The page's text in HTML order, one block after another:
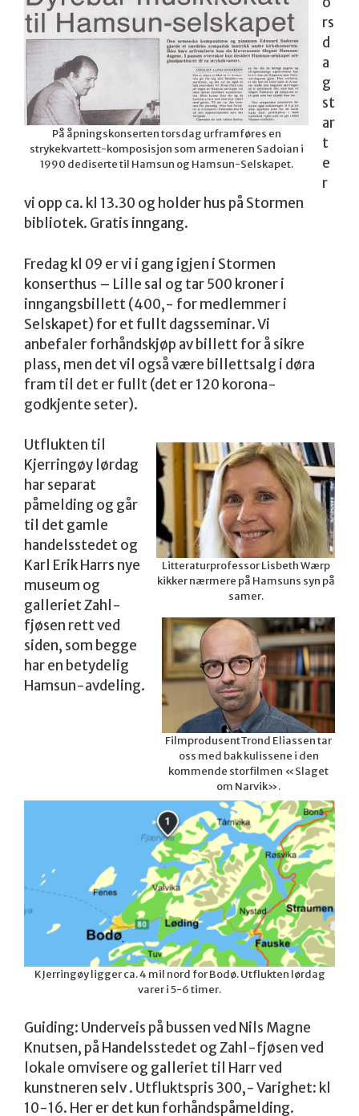
På åpningskonserten torsdag urframføres en
strykekvartett-komposisjon som armeneren Sadoian i
1990 dediserte til Hamsun og Hamsun-Selskapet.
rs
d
a
g
st
ar
t
e
r
vi opp ca. kl 13.30 og holder hus på Stormen
bibliotek. Gratis inngang.
Fredag kl 09 er vi i gang igjen i Stormen
konserthus – Lille sal og tar 500 kroner i
inngangsbillett (400,- for medlemmer i
Selskapet) for et fullt dagsseminar. Vi
anbefaler forhåndskjøp av billett for å sikre
plass, men det vil også være billettsalg i døra
fram til det er fullt (det er 120 korona-
godkjente seter).
Litteraturprofessor Lisbeth Wærp
kikker nærmere på Hamsuns syn på
samer.
FilmprodusentTrond Eliassen tar
oss med bak kulissene i den
kommende storfilmen «Slaget
om Narvik».
Utflukten til
Kjerringøy lørdag
har separat
påmelding og går
til det gamle
handelsstedet og
Karl Erik Harrs nye
museum og
galleriet Zahl-
fjøsen rett ved
siden, som begge
har en betydelig
Hamsun-avdeling.
KJerringøy ligger ca. 4 mil nord for Bodø. Utflukten lørdag
varer i 5-6 timer.
Guiding: Underveis på bussen ved Nils Magne
Knutsen, på Handelsstedet og Zahl-fjøsen ved
lokale omvisere og galleriet til Harr ved
kunstneren selv . Utfluktspris 300,- Varighet: kl
10-16. Her er det kun forhåndspåmelding.